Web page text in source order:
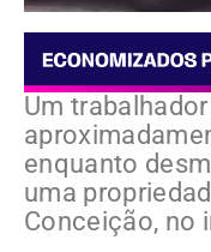
Um
enquanto
uma
Conceição, no